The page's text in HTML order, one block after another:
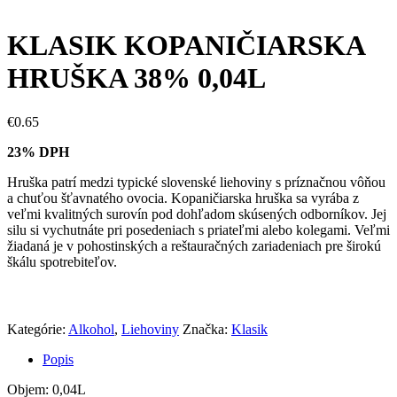
KLASIK KOPANIČIARSKA
HRUŠKA 38% 0,04L
€0.65
23% DPH
Hruška patrí medzi typické slovenské liehoviny s príznačnou vôňou
a chuťou šťavnatého ovocia. Kopaničiarska hruška sa vyrába z
veľmi kvalitných surovín pod dohľadom skúsených odborníkov. Jej
silu si vychutnáte pri posedeniach s priateľmi alebo kolegami. Veľmi
žiadaná je v pohostinských a reštauračných zariadeniach pre širokú
škálu spotrebiteľov.
Kategórie: Alkohol, Liehoviny Značka: Klasik
Popis
Objem: 0,04L